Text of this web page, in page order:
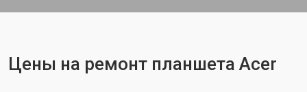
Цены на ремонт планшета Acer